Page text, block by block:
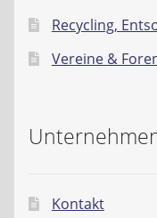
Recycling,
Vereine &
Kontakt